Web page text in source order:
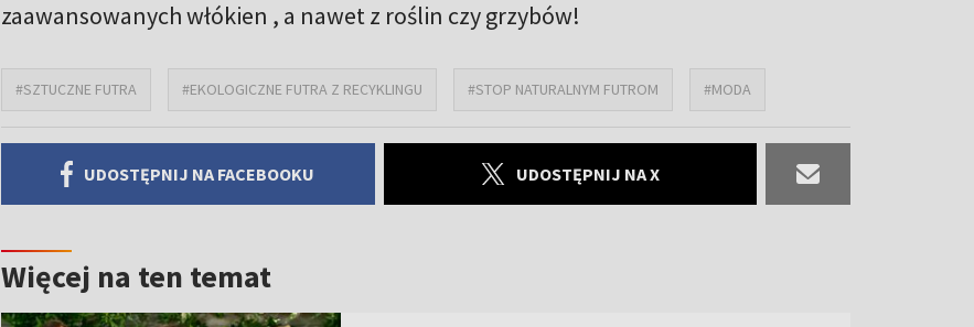
zaawansowanych włókien , a nawet z roślin czy grzybów!
#SZTUCZNE FUTRA #EKOLOGICZNE FUTRA Z RECYKLINGU #STOP NATURALNYM FUTROM #MODA
UDOSTĘPNIJ NA FACEBOOKU UDOSTĘPNIJ NA X
Więcej na ten temat